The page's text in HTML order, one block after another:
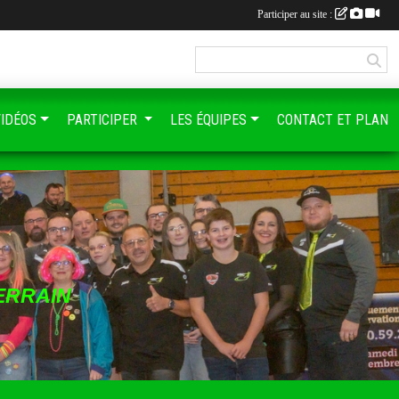
PARTICIPER LES ÉQUIPES CONTACT ET PLAN
Participer au site :